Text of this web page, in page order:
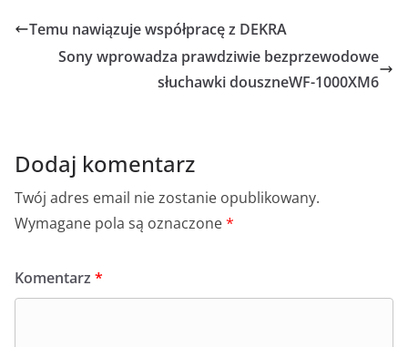
e
b
o
p
s
A
p
e
n
g
l e
Temu nawiązuje współpracę z DEKRA
Sony wprowadza prawdziwie bezprzewodowe
słuchawki douszne​WF-1000XM6
Dodaj komentarz
Twój adres email nie zostanie opublikowany.
Wymagane pola są oznaczone*
Komentarz *